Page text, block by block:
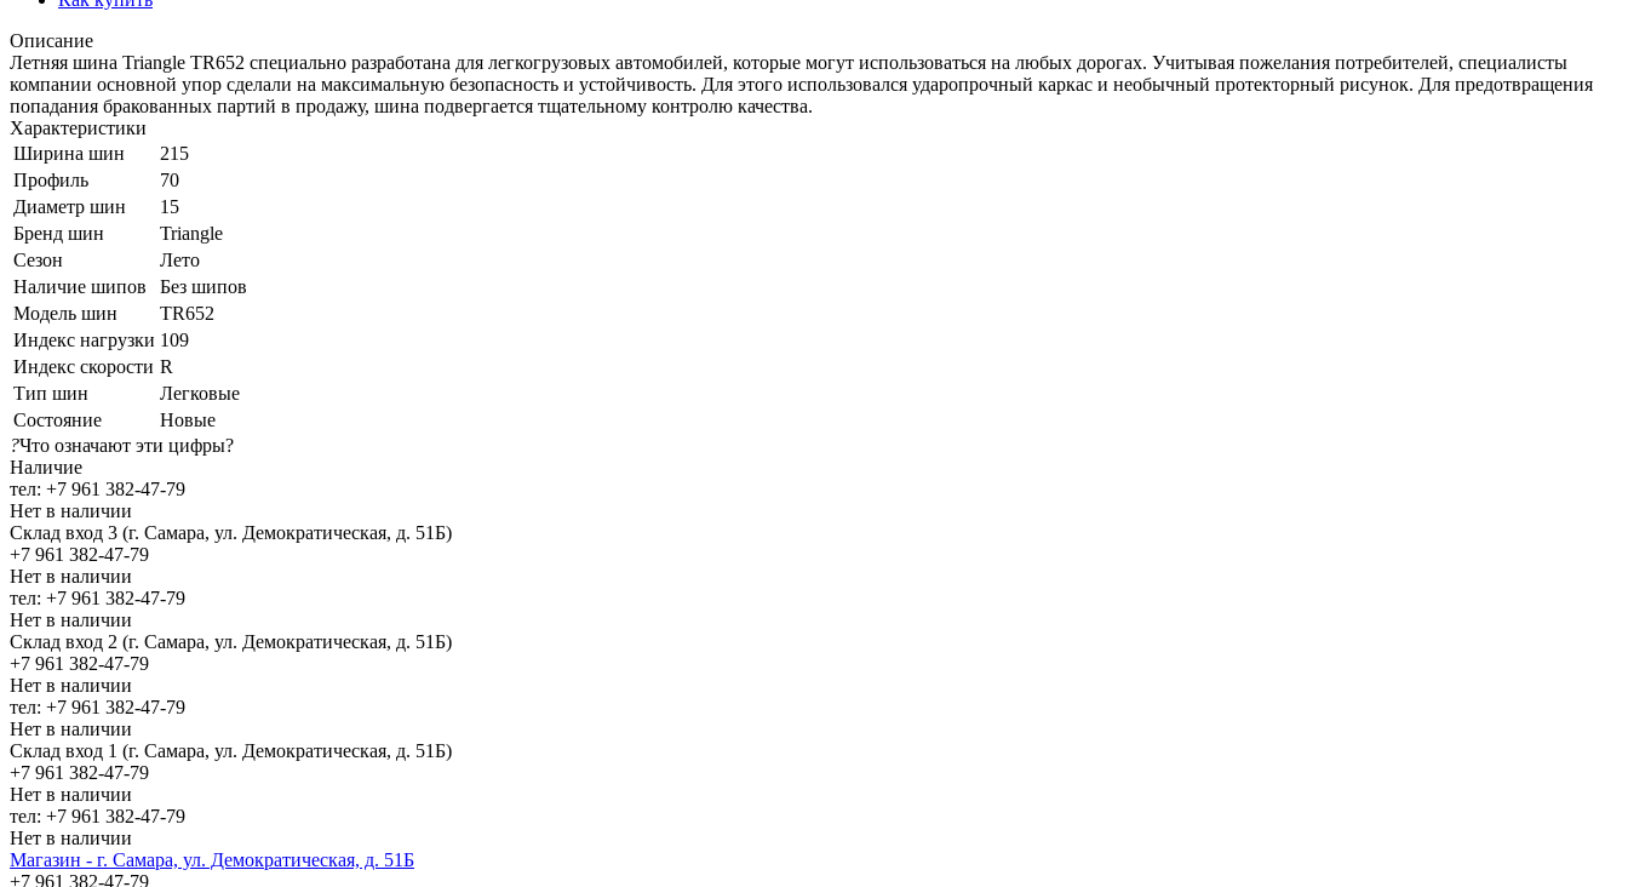
Описание
Летняя шина Triangle TR652 специально разработана для легкогрузовых автомобилей, которые могут использоваться на любых дорогах. Учитывая пожелания потребителей, специалисты
компании основной упор сделали на максимальную безопасность и устойчивость. Для этого использовался ударопрочный каркас и необычный протекторный рисунок. Для предотвращения
попадания бракованных партий в продажу, шина подвергается тщательному контролю качества.
Характеристики
Ширина шин
215
Профиль
70
Диаметр шин
15
Бренд шин
Triangle
Сезон
Лето
Наличие шипов
Без шипов
Модель шин
TR652
Индекс нагрузки 109
Индекс скорости R
Тип шин
Легковые
Состояние
Новые
?Что означают эти цифры?
Наличие
тел: +7 961 382-47-79
Нет в наличии
Склад вход 3 (г. Самара, ул. Демократическая, д. 51Б)
+7 961 382-47-79
Нет в наличии
тел: +7 961 382-47-79
Нет в наличии
Склад вход 2 (г. Самара, ул. Демократическая, д. 51Б)
+7 961 382-47-79
Нет в наличии
тел: +7 961 382-47-79
Нет в наличии
Склад вход 1 (г. Самара, ул. Демократическая, д. 51Б)
+7 961 382-47-79
Нет в наличии
тел: +7 961 382-47-79
Нет в наличии
Магазин - г. Самара, ул. Демократическая, д. 51Б
+7 961 382-47-79